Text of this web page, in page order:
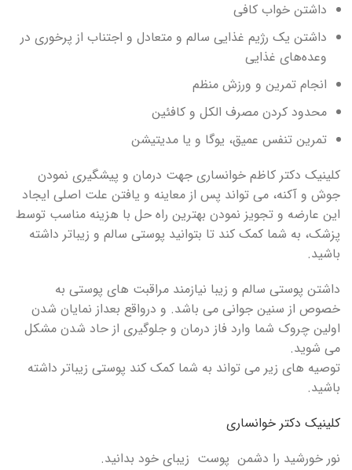
داشتن خواب کافی
داشتن یک رژیم غذایی سالم و متعادل و اجتناب از پرخوری در
وعده‌های غذایی
انجام تمرین و ورزش منظم
محدود کردن مصرف الکل و کافئین
تمرین تنفس عمیق، یوگا و یا مدیتیشن
کلینیک دکتر کاظم خوانساری جهت درمان و پیشگیری نمودن
جوش و آکنه، می تواند پس از معاینه و یافتن علت اصلی ایجاد
این عارضه و تجویز نمودن بهترین راه حل با هزینه مناسب توسط
پزشک، به شما کمک کند تا بتوانید پوستی سالم و زیباتر داشته
باشید.
داشتن پوستی سالم و زیبا نیازمند مراقبت های پوستی به
خصوص از سنین جوانی می باشد. و درواقع بعداز نمایان شدن
اولین چروک شما وارد فاز درمان و جلوگیری از حاد شدن مشکل
می شوید.
توصیه های زیر می تواند به شما کمک کند پوستی زیباتر داشته
باشید.
کلینیک دکتر خوانساری
نور خورشید را دشمن پوست زیبای خود بدانید.